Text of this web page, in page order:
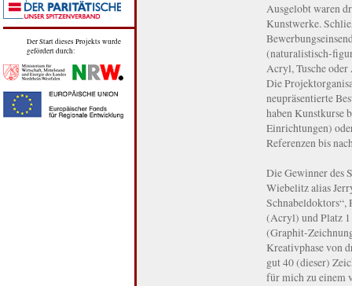
Der Start dieses Projekts wurde
gefördert durch:
Ausgelobt waren
Kunstwerke.
(naturalistisch-
Acryl, Tusche
Die
neupräsentierte
haben Kunstkurse
Einrichtungen)
Referenzen bis
Die Gewinner des
Wiebelitz alias
Schnabeldoktors“,
(Acryl) und Platz
(Graphit-
Kreativphase von
gut 40 (dieser)
für mich zu einem